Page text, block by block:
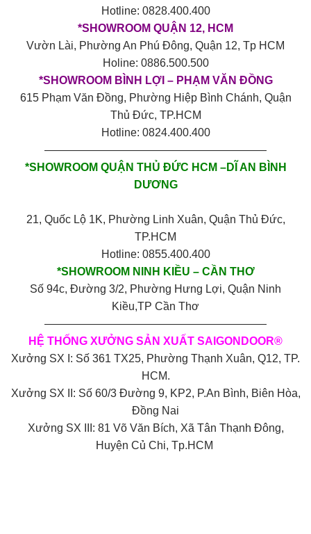
Hotline: 0828.400.400
*SHOWROOM QUẬN 12, HCM
Vườn Lài, Phường An Phú Đông, Quận 12, Tp HCM
Holine: 0886.500.500
*SHOWROOM BÌNH LỢI – PHẠM VĂN ĐỒNG
615 Phạm Văn Đồng, Phường Hiệp Bình Chánh, Quận
Thủ Đức, TP.HCM
Hotline: 0824.400.400
————————————————————
*SHOWROOM QUẬN THỦ ĐỨC HCM –DĨ AN BÌNH
DƯƠNG
21, Quốc Lộ 1K, Phường Linh Xuân, Quận Thủ Đức,
TP.HCM
Hotline: 0855.400.400
*SHOWROOM NINH KIỀU – CẦN THƠ
Số 94c, Đường 3/2, Phường Hưng Lợi, Quận Ninh
Kiều,TP Cần Thơ
————————————————————
HỆ THỐNG XƯỞNG SẢN XUẤT SAIGONDOOR®
Xưởng SX I: Số 361 TX25, Phường Thạnh Xuân, Q12, TP.
HCM.
Xưởng SX II: Số 60/3 Đường 9, KP2, P.An Bình, Biên Hòa,
Đồng Nai
Xưởng SX III: 81 Võ Văn Bích, Xã Tân Thạnh Đông,
Huyện Củ Chi, Tp.HCM